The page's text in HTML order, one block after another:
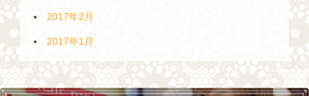
2017年2月
2017年1月